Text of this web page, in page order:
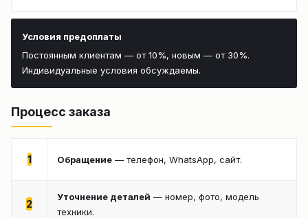
Условия предоплаты
Постоянным клиентам — от 10%, новым — от 30%.
Индивидуальные условия обсуждаемы.
Процесс заказа
1 Обращение — телефон, WhatsApp, сайт.
2
Уточнение деталей — номер, фото, модель
техники.